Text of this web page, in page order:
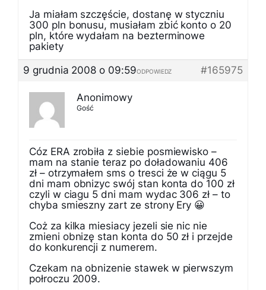
Ja miałam szczęście, dostanę w styczniu
300 pln bonusu, musiałam zbić konto o 20
pln, które wydałam na bezterminowe
pakiety
9 grudnia 2008 o 09:59
#165975
ODPOWIEDZ
Anonimowy
Gość
Cóz ERA zrobiła z siebie posmiewisko –
mam na stanie teraz po doładowaniu 406
zł – otrzymałem sms o tresci że w ciągu 5
dni mam obnizyc swój stan konta do 100 zł
czyli w ciagu 5 dni mam wydac 306 zł – to
chyba smieszny zart ze strony Ery 😀
Coż za kilka miesiacy jezeli sie nic nie
zmieni obnizę stan konta do 50 zł i przejde
do konkurencji z numerem.
Czekam na obnizenie stawek w pierwszym
połroczu 2009.